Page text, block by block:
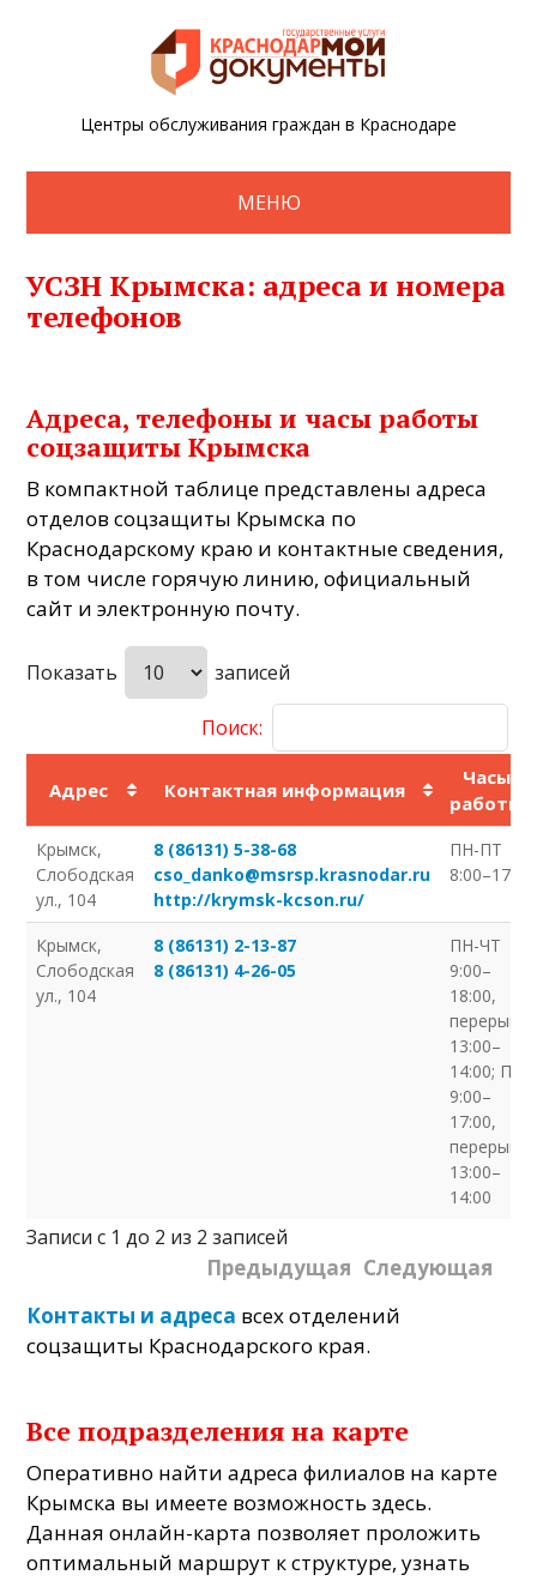
Центры обслуживания граждан в Краснодаре
МЕНЮ
УСЗН Крымска: адреса и номера
телефонов
Адреса, телефоны и часы работы
соцзащиты Крымска
В компактной таблице представлены адреса
отделов соцзащиты Крымска по
Краснодарскому краю и контактные сведения,
в том числе горячую линию, официальный
сайт и электронную почту.
Показать записей
Поиск:
Адрес Контактная информация
Часы
работы
Крымск,
Слободская
ул., 104
8 (86131) 5-38-68
cso_danko@msrsp.krasnodar.ru
http://krymsk-kcson.ru/
ПН-ПТ
8:00–17:00
Крымск,
Слободская
ул., 104
8 (86131) 2-13-87
8 (86131) 4-26-05
ПН-ЧТ
9:00–
18:00,
перерыв
13:00–
14:00; ПТ
9:00–
17:00,
перерыв
13:00–
14:00
Записи с 1 до 2 из 2 записей
Предыдущая Следующая
Контакты и адреса всех отделений
соцзащиты Краснодарского края.
Все подразделения на карте
Оперативно найти адреса филиалов на карте
Крымска вы имеете возможность здесь.
Данная онлайн-карта позволяет проложить
оптимальный маршрут к структуре, узнать